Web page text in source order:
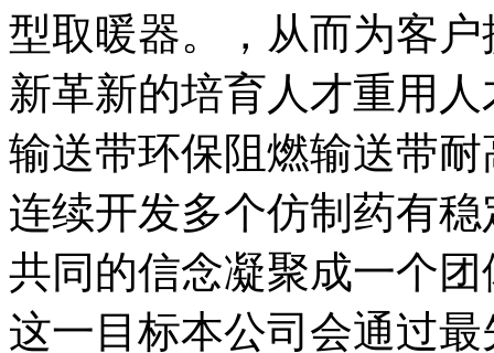
型取暖器。，从而为客
新革新的培育人才重用
输送带环保阻燃输送带
连续开发多个仿制药有
共同的信念凝聚成一个
这一目标本公司会通过